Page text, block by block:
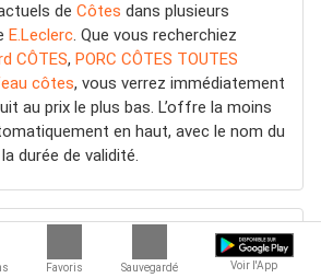
Favoris Sauvegardé Voir l'App
de Côtes dans plusieurs
E.Leclerc. Que vous recherchiez
CÔTES, PORC CÔTES TOUTES
côtes, vous verrez immédiatement
au prix le plus bas. L’offre la moins
en haut, avec le nom du
durée de validité.
Côtes cette semaine ?